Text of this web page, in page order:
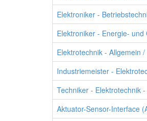
Elektroniker -
Elektroniker - Energie-
Elektrotechnik - Allgemein
Industriemeister -
Techniker - Elektrotechnik
Aktuator-Sensor-Interface